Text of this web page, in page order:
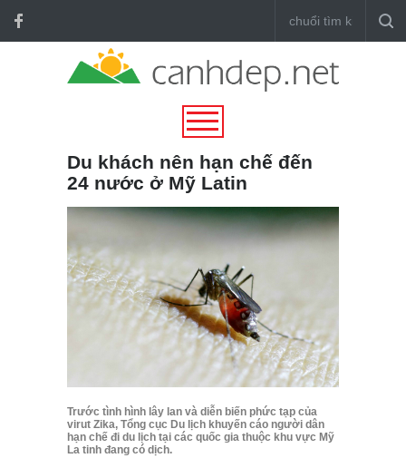
Du khách nên hạn chế đến
24 nước ở Mỹ Latin
Trước tình hình lây lan và diễn biến phức tạp của
virut Zika, Tổng cục Du lịch khuyến cáo người dân
hạn chế đi du lịch tại các quốc gia thuộc khu vực Mỹ
La tinh đang có dịch.